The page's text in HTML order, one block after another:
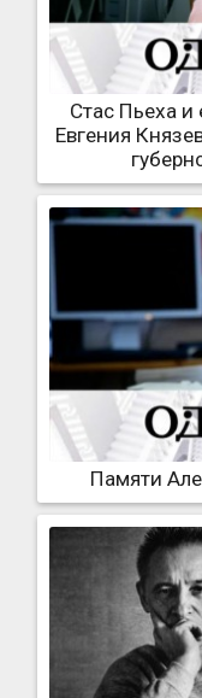
Стас Пьеха и
Евгения
Памяти